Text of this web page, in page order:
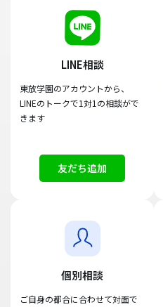
LINE相談
東放学園のアカウントから、
LINEのトークで1対1の相談がで
きます
友だち追加
個別相談
ご自身の都合に合わせて対面で